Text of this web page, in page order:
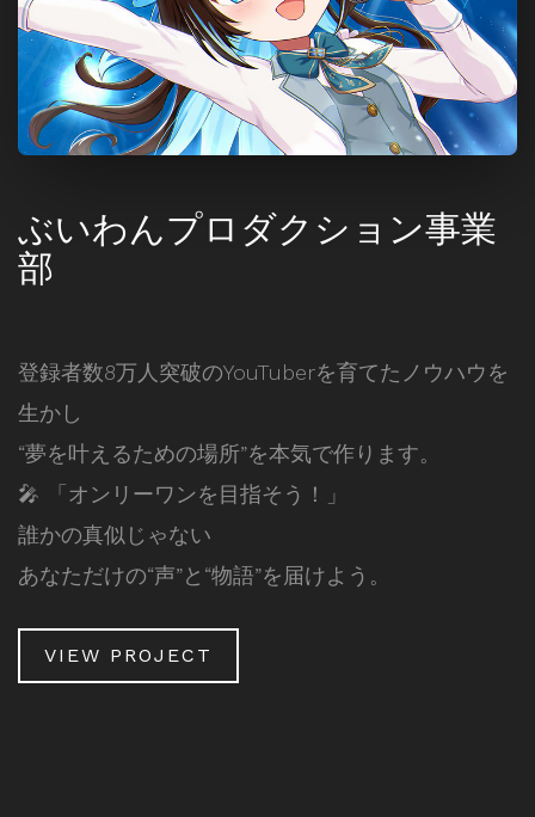
ぶいわんプロダクション事業
部
登録者数8万人突破のYouTuberを育てたノウハウを
生かし
“夢を叶えるための場所”を本気で作ります。
🎤 「オンリーワンを目指そう！」
誰かの真似じゃない
あなただけの“声”と“物語”を届けよう。
VIEW PROJECT